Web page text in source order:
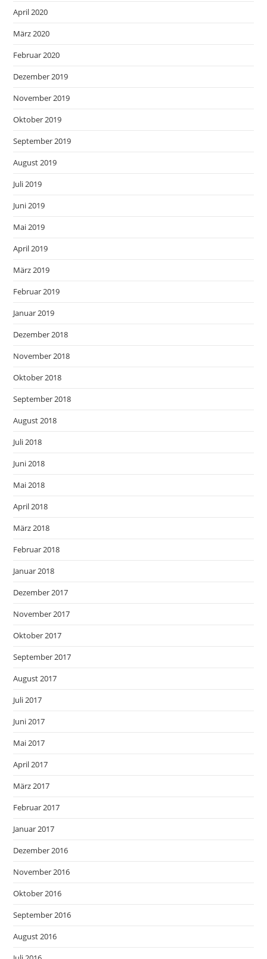
April 2020
März 2020
Februar 2020
Dezember 2019
November 2019
Oktober 2019
September 2019
August 2019
Juli 2019
Juni 2019
Mai 2019
April 2019
März 2019
Februar 2019
Januar 2019
Dezember 2018
November 2018
Oktober 2018
September 2018
August 2018
Juli 2018
Juni 2018
Mai 2018
April 2018
März 2018
Februar 2018
Januar 2018
Dezember 2017
November 2017
Oktober 2017
September 2017
August 2017
Juli 2017
Juni 2017
Mai 2017
April 2017
März 2017
Februar 2017
Januar 2017
Dezember 2016
November 2016
Oktober 2016
September 2016
August 2016